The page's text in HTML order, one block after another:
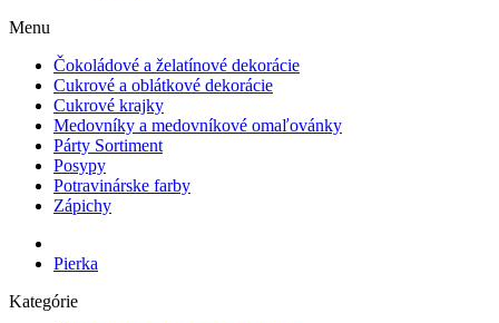
Menu
Čokoládové a želatínové dekorácie
Cukrové a oblátkové dekorácie
Cukrové krajky
Medovníky a medovníkové omaľovánky
Párty Sortiment
Posypy
Potravinárske farby
Zápichy
Pierka
Kategórie